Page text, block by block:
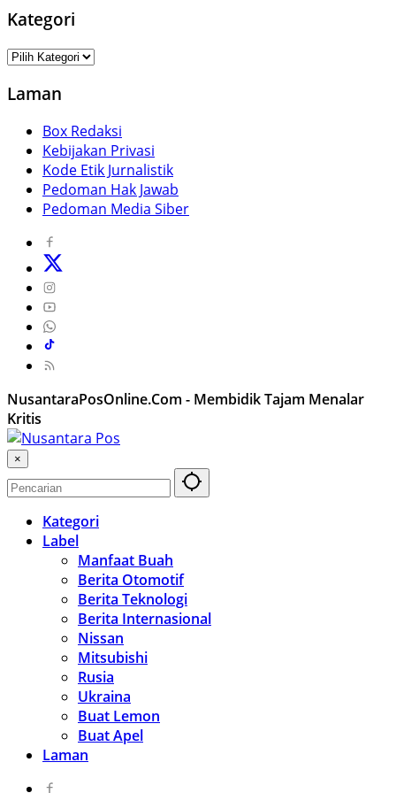
Kategori
Kategori
Laman
Box Redaksi
Kebijakan Privasi
Kode Etik Jurnalistik
Pedoman Hak Jawab
Pedoman Media Siber
NusantaraPosOnline.Com - Membidik Tajam Menalar
Kritis
×
Kategori
Label
Manfaat Buah
Berita Otomotif
Berita Teknologi
Berita Internasional
Nissan
Mitsubishi
Rusia
Ukraina
Buat Lemon
Buat Apel
Laman